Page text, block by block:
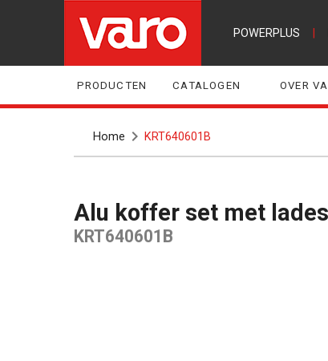
POWERPLUS
PRODUCTEN CATALOGEN OVER
Home KRT640601B
Alu koffer set met
KRT640601B